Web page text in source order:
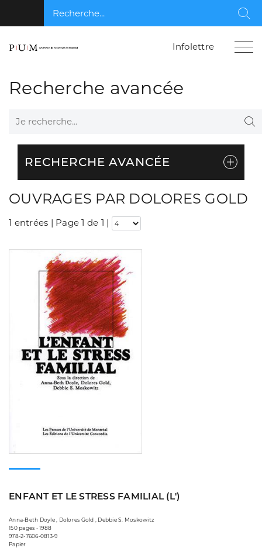
Recherche...
Infolettre
Recherche avancée
Je recherche...
RECHERCHE AVANCÉE
OUVRAGES PAR DOLORES GOLD
1 entrées | Page 1 de 1 |
ENFANT ET LE STRESS FAMILIAL (L')
Anna-Beth Doyle , Dolores Gold , Debbie S. Moskowitz
150 pages • 1988
978-2-7606-0813-9
Papier